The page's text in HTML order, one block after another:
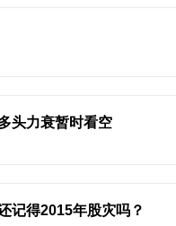
头力衰暂时看空
记得2015年股灾吗？